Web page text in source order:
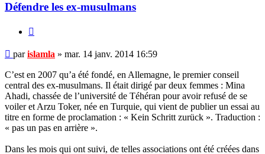
Défendre les ex-musulmans
Message
non
lu
parislamla » mar. 14 janv. 2014 16:59
C’est en 2007 qu’a été fondé, en Allemagne, le premier conseil
central des ex-musulmans. Il était dirigé par deux femmes : Mina
Ahadi, chassée de l’université de Téhéran pour avoir refusé de se
voiler et Arzu Toker, née en Turquie, qui vient de publier un essai au
titre en forme de proclamation : « Kein Schritt zurück ». Traduction :
« pas un pas en arrière ».
Dans les mois qui ont suivi, de telles associations ont été créées dans